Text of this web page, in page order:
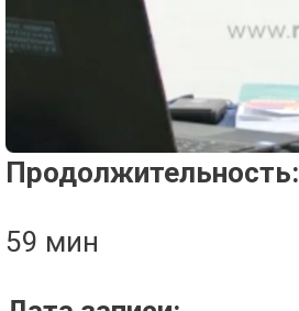
Продолжительность:
59 мин